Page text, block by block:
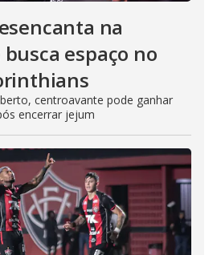
na
espaço no
centroavante pode ganhar
encerrar jejum